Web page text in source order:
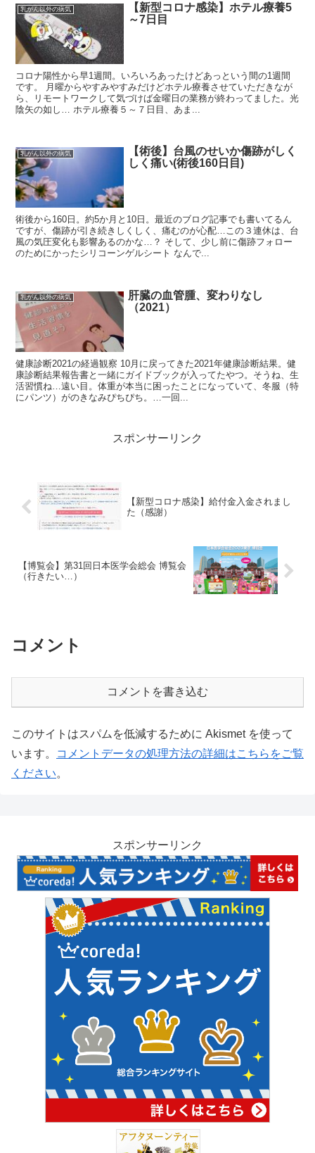
乳がん以外の病気
【新型コロナ感染】ホテル療養5
～7日目
コロナ陽性から早1週間。いろいろあったけどあっという間の1週間
です。 月曜からやすみやすみだけどホテル療養させていただきなが
ら、リモートワークして気づけば金曜日の業務が終わってました。光
陰矢の如し… ホテル療養５～７日目、あま...
乳がん以外の病気
【術後】台風のせいか傷跡がしく
しく痛い(術後160日目)
術後から160日。約5か月と10日。最近のブログ記事でも書いてるん
ですが、傷跡が引き続きしくしく、痛むのが心配…この３連休は、台
風の気圧変化も影響あるのかな…？ そして、少し前に傷跡フォロー
のためにかったシリコーンゲルシート なんで...
乳がん以外の病気
肝臓の血管腫、変わりなし
（2021）
健康診断2021の経過観察 10月に戻ってきた2021年健康診断結果。健
康診断結果報告書と一緒にガイドブックが入ってたやつ。そうね、生
活習慣ね…遠い目。体重が本当に困ったことになっていて、冬服（特
にパンツ）がのきなみぴちぴち。…一回...
スポンサーリンク
【新型コロナ感染】給付金入金されまし
た（感謝）
【博覧会】第31回日本医学会総会 博覧会
（行きたい…）
コメント
コメントを書き込む
このサイトはスパムを低減するために Akismet を使って
います。
コメントデータの処理方法の詳細はこちらをご覧
ください。
スポンサーリンク